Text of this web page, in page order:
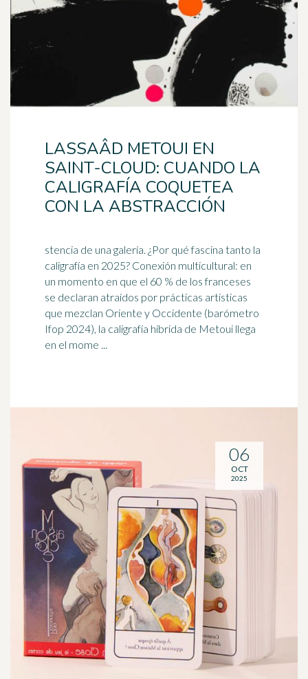
LASSAÂD METOUI EN
SAINT-CLOUD: CUANDO LA
CALIGRAFÍA COQUETEA
CON LA ABSTRACCIÓN
stencia de una galería. ¿Por qué fascina tanto la
caligrafía en 2025? Conexión multicultural: en
un momento en que el 60 % de los franceses
se declaran atraídos por prácticas artísticas
que mezclan Oriente y Occidente (barómetro
Ifop 2024), la caligrafía híbrida de Metoui llega
en el mome ...
06
OCT
2025